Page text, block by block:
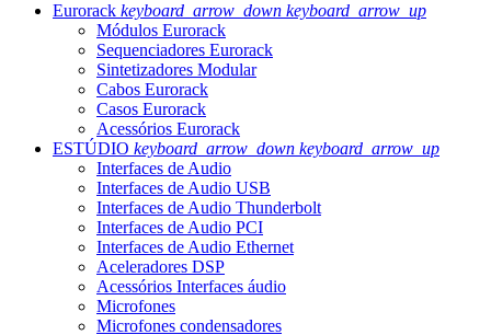
Eurorack keyboard_arrow_down keyboard_arrow_up
Módulos Eurorack
Sequenciadores Eurorack
Sintetizadores Modular
Cabos Eurorack
Casos Eurorack
Acessórios Eurorack
ESTÚDIO keyboard_arrow_down keyboard_arrow_up
Interfaces de Audio
Interfaces de Audio USB
Interfaces de Audio Thunderbolt
Interfaces de Audio PCI
Interfaces de Audio Ethernet
Aceleradores DSP
Acessórios Interfaces áudio
Microfones
Microfones condensadores